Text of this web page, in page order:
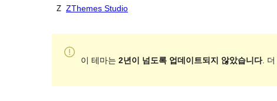
ZThemes Studio
이 테마는 2년이 넘도록 업데이트되지 않았습니다. 더